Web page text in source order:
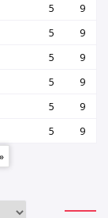
5
9
5
9
5
9
5
9
5
9
5
9
»